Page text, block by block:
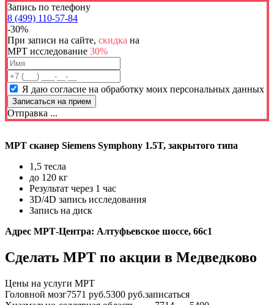
Запись по телефону
8 (499) 110-57-84
-30%
При записи на сайте, скидка на
МРТ исследование 30%
Я даю согласие на обработку моих персональных данных
Отправка ...
МРТ сканер Siemens Symphony 1.5T, закрытого типа
1,5 тесла
до 120 кг
Результат через 1 час
3D/4D запись исследования
Запись на диск
Адрес МРТ-Центра: Алтуфьевское шоссе, 66с1
Сделать МРТ по акции в Медведково
Цены на услуги МРТ
Головной мозг7571 руб.5300 руб.записаться